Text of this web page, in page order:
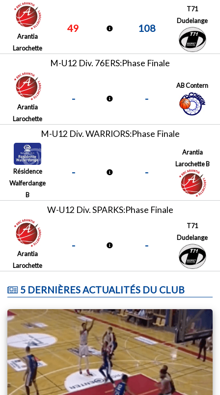
Arantia
Larochette
49 108
T71
Dudelange
M-U12 Div. 76ERS:Phase Finale
Arantia
Larochette
- -
AB Contern
M-U12 Div. WARRIORS:Phase Finale
Résidence
Walferdange
B
- -
Arantia
Larochette B
W-U12 Div. SPARKS:Phase Finale
Arantia
Larochette
- -
T71
Dudelange
5 DERNIÈRES ACTUALITÉS DU CLUB